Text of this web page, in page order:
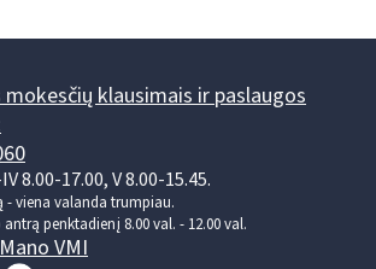
klausimais ir paslaugos
8.00-17.00, V 8.00-15.45.
- viena valanda trumpiau.
penktadienį 8.00 val. - 12.00 val.
Mano VMI